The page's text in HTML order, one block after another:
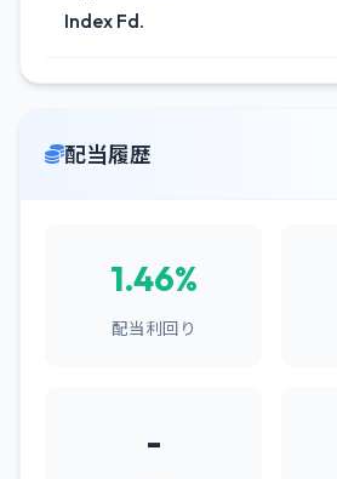
Index Fd.
配当履歴
1.46%
配当利回り
-